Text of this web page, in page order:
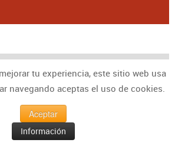
tu experiencia, este sitio web usa
navegando aceptas el uso de cookies.
Aceptar
Información